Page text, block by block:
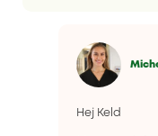
Hej Keld